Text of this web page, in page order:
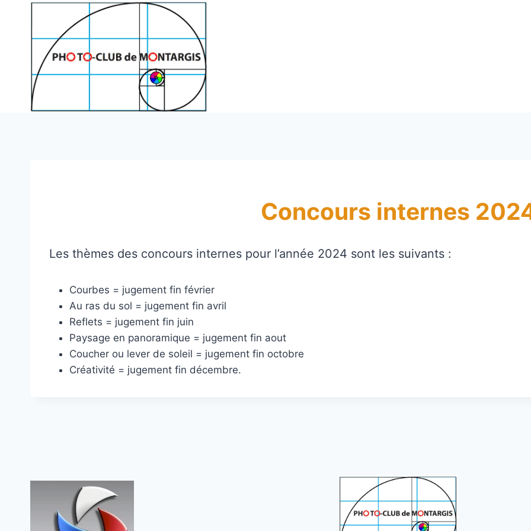
contenu
Concours internes
Les thèmes des concours internes pour l’année 2024 sont les suivants :
Courbes = jugement fin février
Au ras du sol = jugement fin avril
Reflets = jugement fin juin
Paysage en panoramique = jugement fin aout
Coucher ou lever de soleil = jugement fin octobre
Créativité = jugement fin décembre.